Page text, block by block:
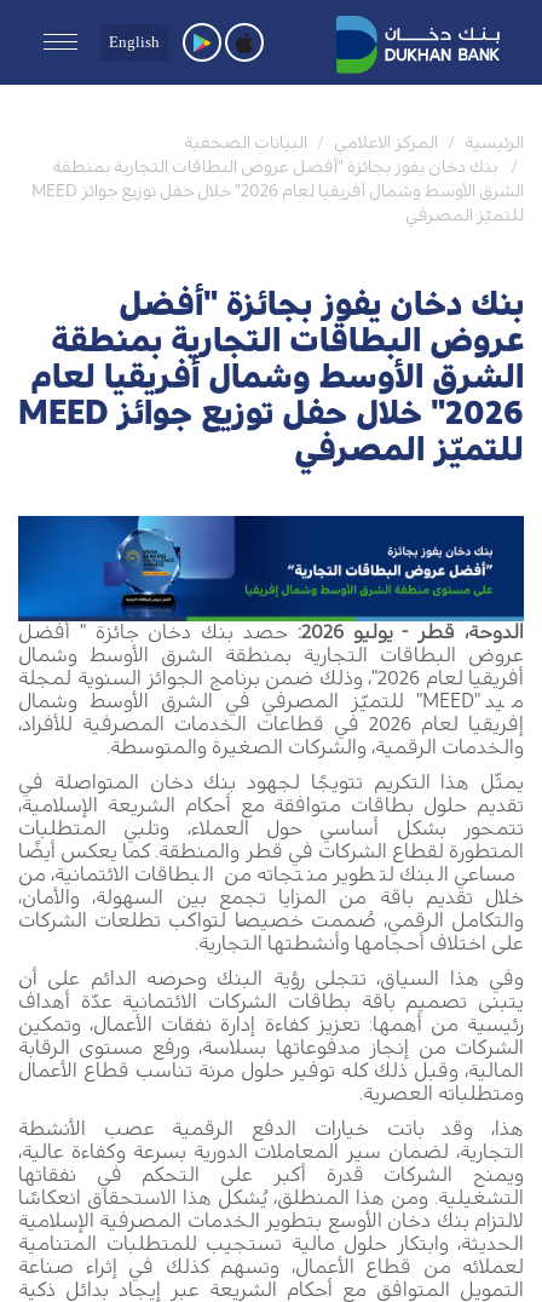
English
الرئيسية المركز الاعلامي
البيانات الصحفية
بنك دخان يفوز بجائزة "أفضل عروض البطاقات التجارية بمنطقة
الشرق الأوسط وشمال أفريقيا لعام 2026" خلال حفل توزيع جوائز MEED
للتميّز المصرفي
بنك دخان يفوز بجائزة "أفضل
عروض البطاقات التجارية بمنطقة
الشرق الأوسط وشمال أفريقيا لعام
2026" خلال حفل توزيع جوائز MEED
للتميّز المصرفي
الدوحة، قطر - يوليو 2026 : حصد بنك دخان جائزة " أفضل
عروض البطاقات التجارية بمنطقة الشرق الأوسط وشمال
أفريقيا لعام 2026"، وذلك ضمن برنامج الجوائز السنوية لمجلة
ميد "MEED" للتميّز المصرفي في الشرق الأوسط وشمال
إفريقيا لعام 2026 في قطاعات الخدمات المصرفية للأفراد،
والخدمات الرقمية، والشركات الصغيرة والمتوسطة
يمثّل هذا التكريم تتويجًا لجهود بنك دخان المتواصلة في
تقديم حلول بطاقات متوافقة مع أحكام الشريعة الإسلامية،
تتمحور بشكل أساسي حول العملاء، وتلبي المتطلبات
المتطورة لقطاع الشركات في قطر والمنطقة. كما يعكس أيضًا
مساعي البنك لتطوير منتجاته من البطاقات الائتمانية، من
خلال تقديم باقة من المزايا تجمع بين السهولة، والأمان،
والتكامل الرقمي، صُممت خصيصًا لتواكب تطلعات الشركات
على اختلاف أحجامها وأنشطتها التجارية
وفي هذا السياق، تتجلى رؤية البنك وحرصه الدائم على أن
يتبنى تصميم باقة بطاقات الشركات الائتمانية عدّة أهداف
رئيسية من أهمها: تعزيز كفاءة إدارة نفقات الأعمال، وتمكين
الشركات من إنجاز مدفوعاتها بسلاسة، ورفع مستوى الرقابة
المالية، وقبل ذلك كله توفير حلول مرنة تناسب قطاع الأعمال
ومتطلباته العصرية
هذا ، وقد باتت خيارات الدفع الرقمية عصب الأنشطة
التجارية، لضمان سير المعاملات الدورية بسرعة وكفاءة عالية،
ويمنح الشركات قدرة أكبر على التحكم في نفقاتها
التشغيلية. ومن هذا المنطلق، يُشكل هذا الاستحقاق انعكاسًا
لالتزام بنك دخان الأوسع بتطوير الخدمات المصرفية الإسلامية
الحديثة، وابتكار حلول مالية تستجيب للمتطلبات المتنامية
لعملائه من قطاع الأعمال، وتسهم كذلك في إثراء صناعة
التمويل المتوافق مع أحكام الشريعة عبر إيجاد بدائل ذكية